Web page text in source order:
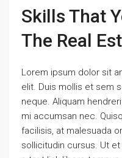
Skills That
The Real
Lorem ipsum dolor sit
elit. Duis mollis et sem
neque. Aliquam
mi accumsan nec.
facilisis, at malesuada
sollicitudin cursus. Ut